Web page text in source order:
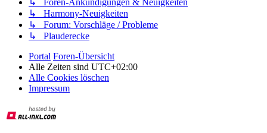
↳ Foren-Ankündigungen & Neuigkeiten
↳ Harmony-Neuigkeiten
↳ Forum: Vorschläge / Probleme
↳ Plauderecke
Portal Foren-Übersicht
Alle Zeiten sind UTC+02:00
Alle Cookies löschen
Impressum